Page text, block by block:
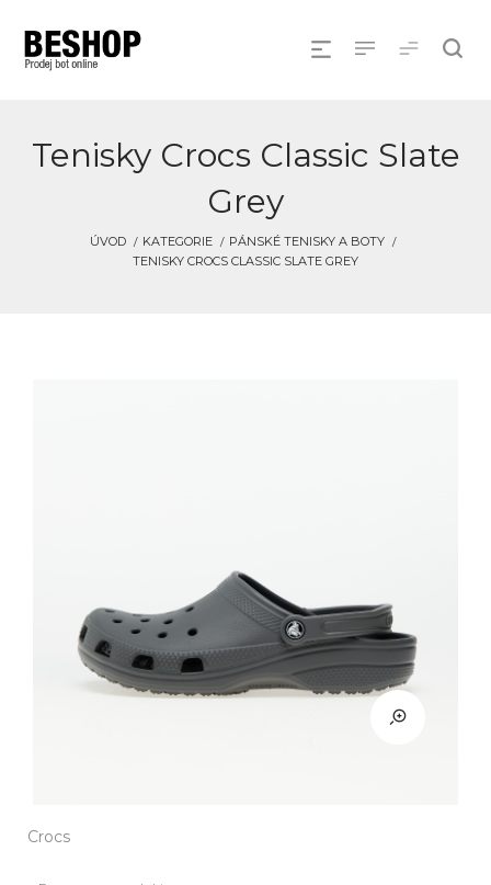
Tenisky Crocs Classic Slate
Grey
ÚVOD KATEGORIE
PÁNSKÉ TENISKY A BOTY
TENISKY CROCS CLASSIC SLATE GREY
Crocs